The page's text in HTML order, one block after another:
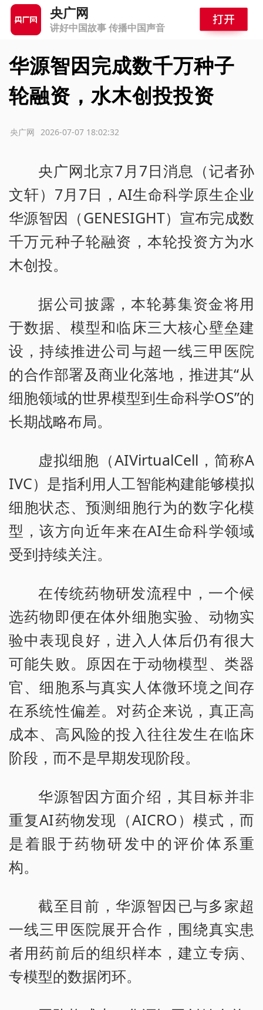
央广网
讲好中国故事 传播中国声音
华源智因完成数千万种子
轮融资，水木创投投资
2026-07-07 18:02:32
央广网
央广网北京7月7日消息（记者孙
文轩）7月7日，AI生命科学原生企业
华源智因（GENESIGHT）宣布完成数
千万元种子轮融资，本轮投资方为水
木创投。
据公司披露，本轮募集资金将用
于数据、模型和临床三大核心壁垒建
设，持续推进公司与超一线三甲医院
的合作部署及商业化落地，推进其“从
细胞领域的世界模型到生命科学OS”的
长期战略布局。
虚拟细胞（AIVirtualCell，简称A
IVC）是指利用人工智能构建能够模拟
细胞状态、预测细胞行为的数字化模
型，该方向近年来在AI生命科学领域
受到持续关注。
在传统药物研发流程中，一个候
选药物即便在体外细胞实验、动物实
验中表现良好，进入人体后仍有很大
可能失败。原因在于动物模型、类器
官、细胞系与真实人体微环境之间存
在系统性偏差。对药企来说，真正高
成本、高风险的投入往往发生在临床
阶段，而不是早期发现阶段。
华源智因方面介绍，其目标并非
重复AI药物发现（AICRO）模式，而
是着眼于药物研发中的评价体系重
构。
截至目前，华源智因已与多家超
一线三甲医院展开合作，围绕真实患
者用药前后的组织样本，建立专病、
专模型的数据闭环。